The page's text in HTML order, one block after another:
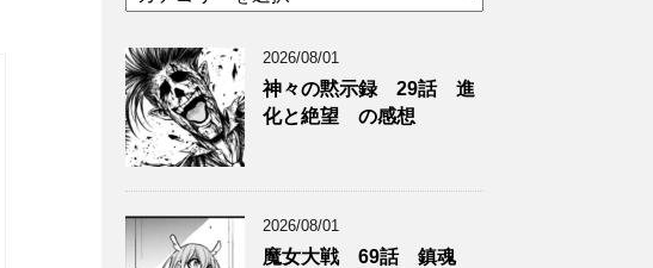
テ
リ
ー
2026/08/01
神々の黙示録 29話 進
化と絶望 の感想
2026/08/01
魔女大戦 69話 鎮魂